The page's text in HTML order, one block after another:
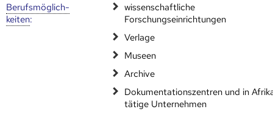
Berufs­möglich­
keiten:
wissenschaftliche
Forschungseinrichtungen
Verlage
Museen
Archive
Dokumentationszentren und in
tätige Unternehmen